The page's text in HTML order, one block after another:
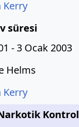
Kerry
süresi
- 3 Ocak 2003
Helms
Kerry
Kontrol